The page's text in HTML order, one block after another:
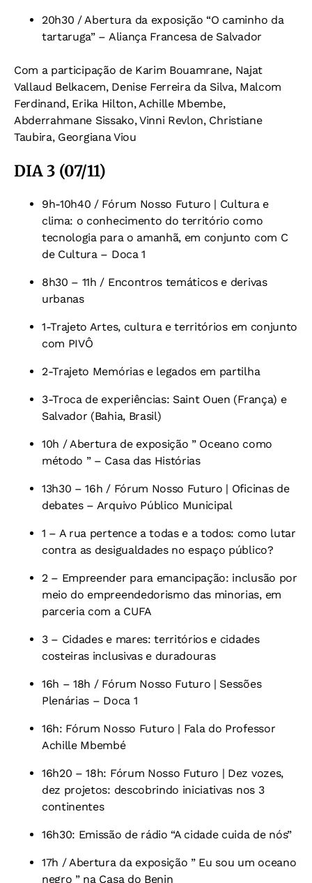
20h30 / Abertura da exposição “O caminho da
tartaruga” – Aliança Francesa de Salvador
Com a participação de Karim Bouamrane, Najat
Vallaud Belkacem, Denise Ferreira da Silva, Malcom
Ferdinand, Erika Hilton, Achille Mbembe,
Abderrahmane Sissako, Vinni Revlon, Christiane
Taubira, Georgiana Viou
DIA 3 (07/11)
9h-10h40 / Fórum Nosso Futuro | Cultura e
clima: o conhecimento do território como
tecnologia para o amanhã, em conjunto com C
de Cultura – Doca 1
8h30 – 11h / Encontros temáticos e derivas
urbanas
1-Trajeto Artes, cultura e territórios em conjunto
com PIVÔ
2-Trajeto Memórias e legados em partilha
3-Troca de experiências: Saint Ouen (França) e
Salvador (Bahia, Brasil)
10h / Abertura de exposição ” Oceano como
método ” – Casa das Histórias
13h30 – 16h / Fórum Nosso Futuro | Oficinas de
debates – Arquivo Público Municipal
1 – A rua pertence a todas e a todos: como lutar
contra as desigualdades no espaço público?
2 – Empreender para emancipação: inclusão por
meio do empreendedorismo das minorias, em
parceria com a CUFA
3 – Cidades e mares: territórios e cidades
costeiras inclusivas e duradouras
16h – 18h / Fórum Nosso Futuro | Sessões
Plenárias – Doca 1
16h: Fórum Nosso Futuro | Fala do Professor
Achille Mbembé
16h20 – 18h: Fórum Nosso Futuro | Dez vozes,
dez projetos: descobrindo iniciativas nos 3
continentes
16h30: Emissão de rádio “A cidade cuida de nós”
17h / Abertura da exposição ” Eu sou um oceano
negro ” na Casa do Benin